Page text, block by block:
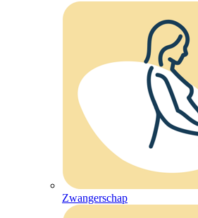
Zwangerschap